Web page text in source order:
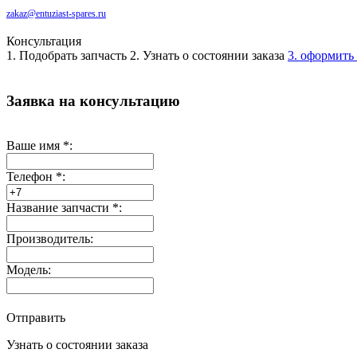
zakaz@entuziast-spares.ru
Консультация
1. Подобрать запчасть 2. Узнать о состоянии заказа 3. оформить
Заявка на консультацию
Ваше имя *:
Телефон *:
Название запчасти *:
Производитель:
Модель:
Отправить
Узнать о состоянии заказа